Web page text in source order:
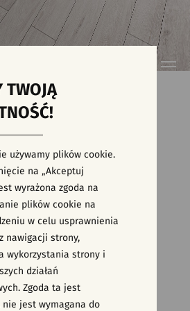
PŁYTEK
TWOJĄ
używamy plików cookie.
na „Akceptuj
wyrażona zgoda na
plików cookie na
w celu usprawnienia
nawigacji strony,
wykorzystania strony i
działań
Zgoda ta jest
nie jest wymagana do